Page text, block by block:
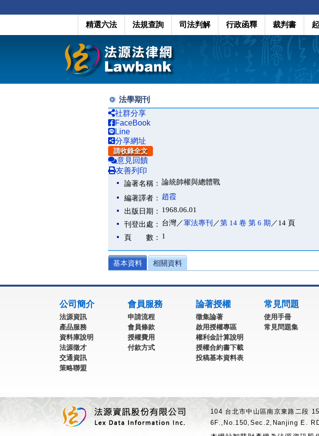
精選六法 法規查詢 司法判解 行政函釋 裁判書
法學期刊
社群分享
FaceBook
Line
分享網址
請收錄全文
意見回饋
友善列印
論著名稱： 論統帥權與總體戰
編著譯者： 趙霞
出版日期： 1968.06.01
刊登出處： 台灣／軍法專刊 ／第 14 卷 第 6 期 ／14 頁
頁 數： 1
基本資料 相關資料
公司簡介
法源資訊
產品服務
資料庫說明
法源徵才
交通資訊
策略聯盟
會員服務
申請流程
會員條款
授權費用
付款方式
論著授權
徵集論著
啟用授權專區
權利金計算說明
授權合約書下載
投稿基本資料表
常見問題
使用手冊
常見問題集
104 台北市中山區南京東路二段
6F.,No.150,Sec.2,Nanjing E.